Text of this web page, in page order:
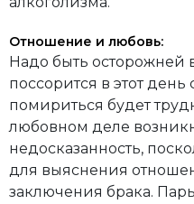
Отношение и любовь:
Надо быть осторожней
поссорится в этот
помириться будет
любовном деле
недосказанность,
для выяснения
заключения брака.